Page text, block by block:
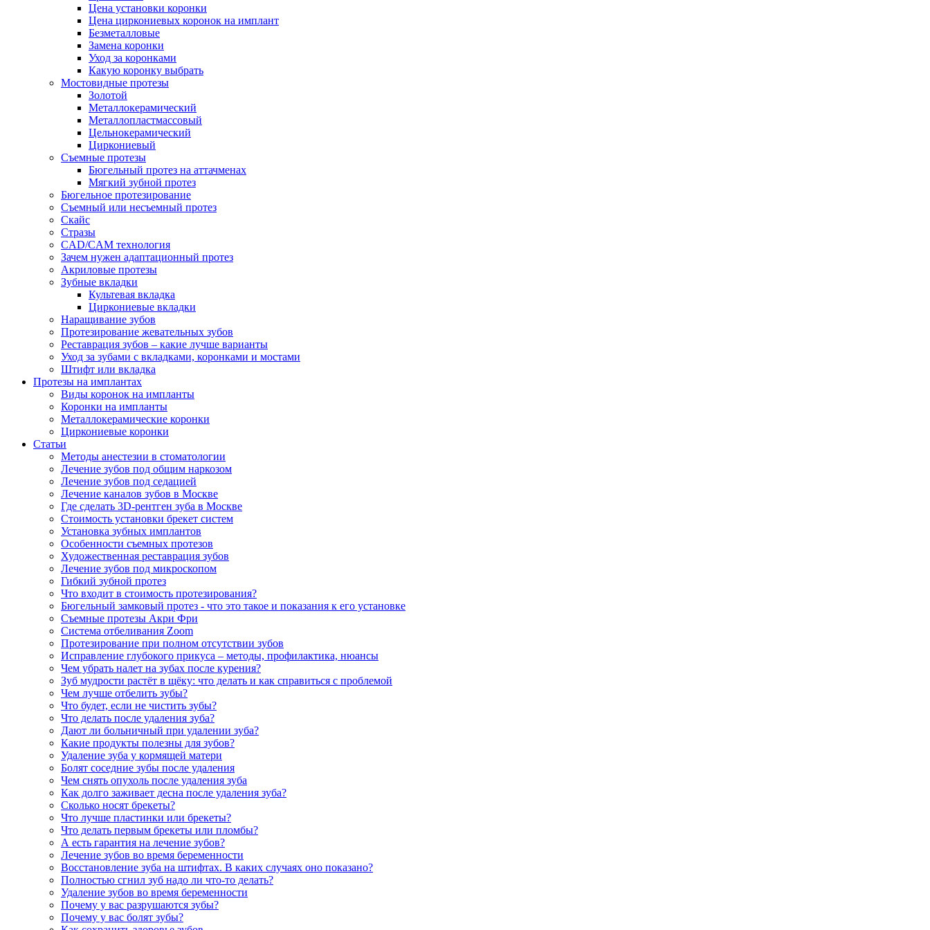
Цена установки коронки
Цена циркониевых коронок на имплант
Безметалловые
Замена коронки
Уход за коронками
Какую коронку выбрать
Мостовидные протезы
Золотой
Металлокерамический
Металлопластмассовый
Цельнокерамический
Циркониевый
Съемные протезы
Бюгельный протез на аттачменах
Мягкий зубной протез
Бюгельное протезирование
Съемный или несъемный протез
Скайс
Стразы
CAD/CAM технология
Зачем нужен адаптационный протез
Акриловые протезы
Зубные вкладки
Культевая вкладка
Циркониевые вкладки
Наращивание зубов
Протезирование жевательных зубов
Реставрация зубов – какие лучше варианты
Уход за зубами с вкладками, коронками и мостами
Штифт или вкладка
Протезы на имплантах
Виды коронок на импланты
Коронки на импланты
Металлокерамические коронки
Циркониевые коронки
Статьи
Методы анестезии в стоматологии
Лечение зубов под общим наркозом
Лечение зубов под седацией
Лечение каналов зубов в Москве
Где сделать 3D-рентген зуба в Москве
Стоимость установки брекет систем
Установка зубных имплантов
Особенности съемных протезов
Художественная реставрация зубов
Лечение зубов под микроскопом
Гибкий зубной протез
Что входит в стоимость протезирования?
Бюгельный замковый протез - что это такое и показания к его установке
Съемные протезы Акри Фри
Система отбеливания Zoom
Протезирование при полном отсутствии зубов
Исправление глубокого прикуса – методы, профилактика, нюансы
Чем убрать налет на зубах после курения?
Зуб мудрости растёт в щёку: что делать и как справиться с проблемой
Чем лучше отбелить зубы?
Что будет, если не чистить зубы?
Что делать после удаления зуба?
Дают ли больничный при удалении зуба?
Какие продукты полезны для зубов?
Удаление зуба у кормящей матери
Болят соседние зубы после удаления
Чем снять опухоль после удаления зуба
Как долго заживает десна после удаления зуба?
Сколько носят брекеты?
Что лучше пластинки или брекеты?
Что делать первым брекеты или пломбы?
А есть гарантия на лечение зубов?
Лечение зубов во время беременности
Восстановление зуба на штифтах. В каких случаях оно показано?
Полностью сгнил зуб надо ли что-то делать?
Удаление зубов во время беременности
Почему у вас разрушаются зубы?
Почему у вас болят зубы?